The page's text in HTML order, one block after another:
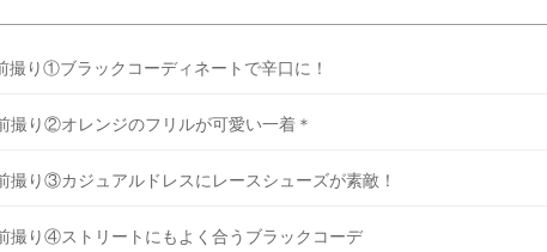
撮り①ブラックコーディネートで辛口に！
撮り②オレンジのフリルが可愛い一着＊
撮り③カジュアルドレスにレースシューズが素敵！
撮り④ストリートにもよく合うブラックコーデ